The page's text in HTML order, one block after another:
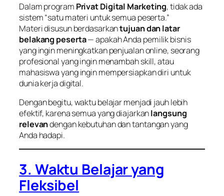
Dalam program Privat Digital Marketing, tidak ada
sistem “satu materi untuk semua peserta.”
Materi disusun berdasarkantujuan dan latar
belakang peserta— apakah Anda pemilik bisnis
yang ingin meningkatkan penjualan online, seorang
profesional yang ingin menambah skill, atau
mahasiswa yang ingin mempersiapkan diri untuk
dunia kerja digital.
Dengan begitu, waktu belajar menjadi jauh lebih
efektif, karena semua yang diajarkanlangsung
relevandengan kebutuhan dan tantangan yang
Anda hadapi.
3. Waktu Belajar yang
Fleksibel